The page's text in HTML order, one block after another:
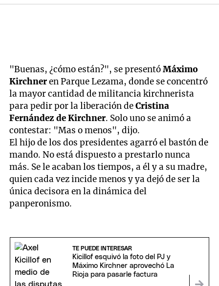
"Buenas, ¿cómo están?", se presentóMáximo
Kirchneren Parque Lezama, donde se concentró
la mayor cantidad de militancia kirchnerista
para pedir por la liberación deCristina
Fernández de Kirchner. Solo uno se animó a
contestar: "Mas o menos", dijo.
El hijo de los dos presidentes agarró el bastón de
mando. No está dispuesto a prestarlo nunca
más. Se le acaban los tiempos, a él y a su madre,
quien cada vez incide menos y ya dejó de ser la
única decisora en la dinámica del
panperonismo.
TE PUEDE INTERESAR
Kicillof esquivó la foto del PJ y
Máximo Kirchner aprovechó La
Rioja para pasarle factura